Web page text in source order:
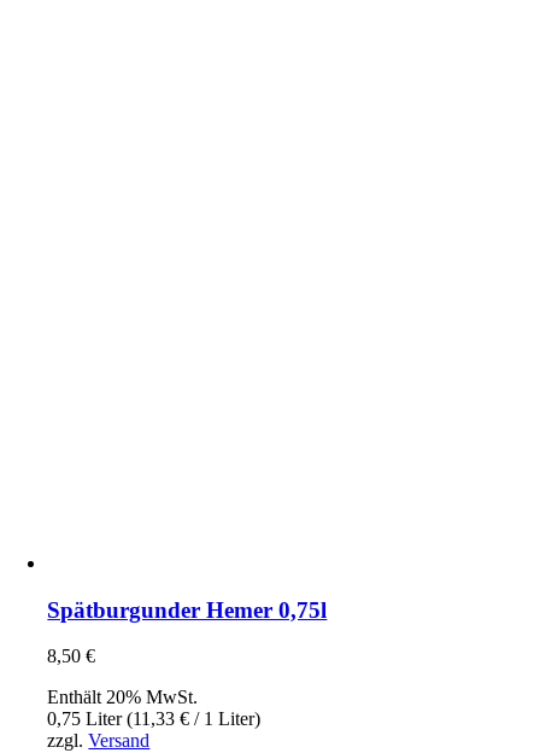
Spätburgunder Hemer 0,75l
8,50€
Enthält 20% MwSt.
0,75 Liter (11,33€ / 1 Liter)
zzgl.Versand